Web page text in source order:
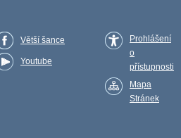
Větší šance
Youtube
Prohlášení
o
přístupnosti
Mapa
Stránek